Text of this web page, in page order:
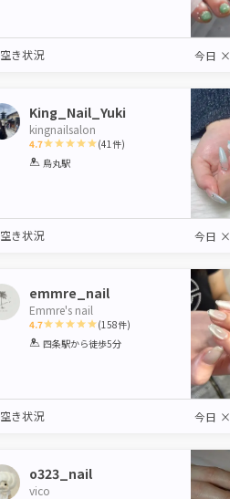
空き状況 今日 ×
King_Nail_Yuki
kingnailsalon
4.7
1 2 3
(41 件)
烏丸駅
空き状況 今日 ×
emmre_nail
Emmre's nail
4.7
1 2 3 4 5
(158件)
四条駅から徒歩5分
空き状況 今日 ×
o323_nail
vico